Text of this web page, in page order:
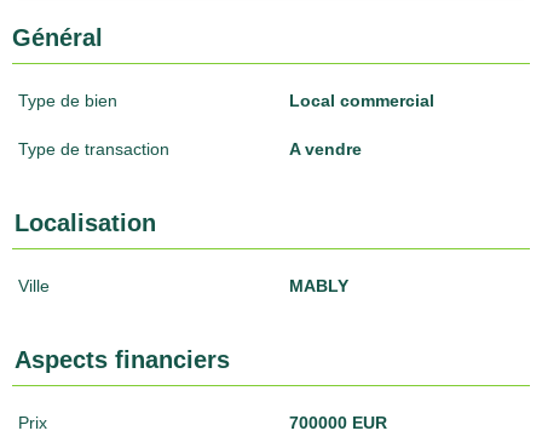
Général
Type de bien Local commercial
Type de transaction A vendre
Localisation
Ville MABLY
Aspects financiers
Prix 700000 EUR